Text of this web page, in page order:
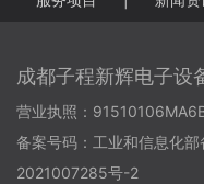
成都子程新辉电子设
营业执照：
备案号码： 工业和信息化
2021007285号-2